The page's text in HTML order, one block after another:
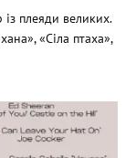
плеяди великих.
«Сіла птаха»,